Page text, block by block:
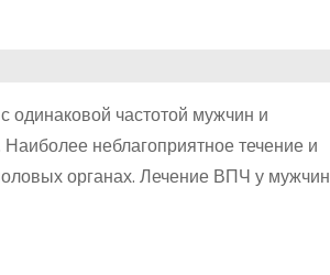
одинаковой частотой мужчин и
неблагоприятное течение и
органах. Лечение ВПЧ у мужчин